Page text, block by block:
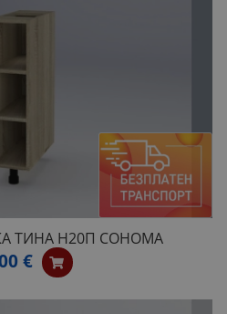
ТИНА Н20П СОНОМА
€